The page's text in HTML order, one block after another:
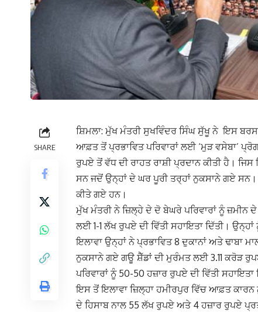
SHARE
ਸ਼ਿਮਲਾ: ਮੁੱਖ ਮੰਤਰੀ ਸੁਖਵਿੰਦਰ ਸਿੰਘ ਸੁੱਖੂ ਨੇ ਇਸ
ਆਫ਼ਤ ਤੋਂ ਪ੍ਰਭਾਵਿਤ ਪਰਿਵਾਰਾਂ ਲਈ ‘ਮੁੜ ਵਸੇਬਾ’
ਰੁਪਏ ਤੋਂ ਵੱਧ ਦੀ ਰਾਹਤ ਰਾਸ਼ੀ ਪ੍ਰਦਾਨ ਕੀਤੀ ਹੈ। ਜਿਸ
ਸਨ ਜਦੋਂ ਉਨ੍ਹਾਂ ਦੇ ਘਰ ਪੂਰੀ ਤਰ੍ਹਾਂ ਨੁਕਸਾਨੇ ਗਏ ਸਨ।
ਕੀਤੇ ਗਏ ਹਨ।
ਮੁੱਖ ਮੰਤਰੀ ਨੇ ਜ਼ਿਲ੍ਹੇ ਦੇ ਦੋ ਬੇਘਰੇ ਪਰਿਵਾਰਾਂ ਨੂੰ
ਲਈ 1-1 ਲੱਖ ਰੁਪਏ ਦੀ ਵਿੱਤੀ ਸਹਾਇਤਾ ਦਿੱਤੀ।
ਇਲਾਵਾ ਉਨ੍ਹਾਂ ਨੇ ਪ੍ਰਭਾਵਿਤ 8 ਦੁਕਾਨਾਂ ਅਤੇ ਢਾਬਾ
ਨੁਕਸਾਨੇ ਗਏ ਗਊ ਸ਼ੈੱਡਾਂ ਦੀ ਮੁਰੰਮਤ ਲਈ 3.11 ਕਰੋੜ
ਪਰਿਵਾਰਾਂ ਨੂੰ 50-50 ਹਜ਼ਾਰ ਰੁਪਏ ਦੀ ਵਿੱਤੀ ਸਹਾਇਤਾ
ਇਸ ਤੋਂ ਇਲਾਵਾ ਜ਼ਿਲ੍ਹਾ ਹਮੀਰਪੁਰ ਵਿੱਚ ਆਫ਼ਤ ਕਾਰਨ
ਦੇ ਹਿਸਾਬ ਨਾਲ 55 ਲੱਖ ਰੁਪਏ ਅਤੇ 4 ਹਜ਼ਾਰ ਰੁਪਏ